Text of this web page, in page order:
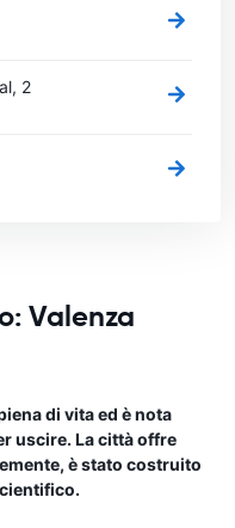
2
Valenza
di vita ed è nota
uscire. La città offre
è stato costruito